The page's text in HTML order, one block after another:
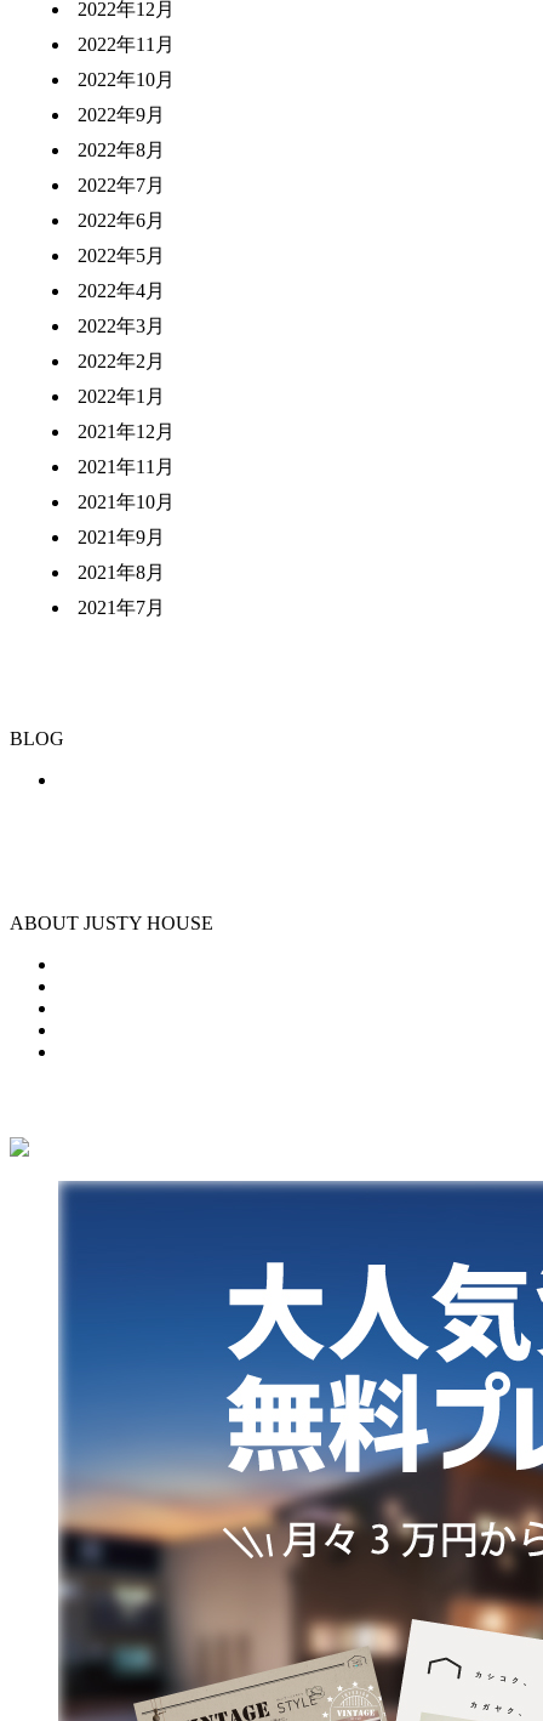
2022年12月
2022年11月
2022年10月
2022年9月
2022年8月
2022年7月
2022年6月
2022年5月
2022年4月
2022年3月
2022年2月
2022年1月
2021年12月
2021年11月
2021年10月
2021年9月
2021年8月
2021年7月
BLOG
ABOUT JUSTY HOUSE